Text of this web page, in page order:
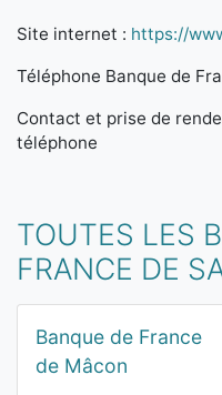
Site internet : https://
Téléphone Banque de
Contact et prise de
téléphone
TOUTES LES
FRANCE DE
Banque de France
de Mâcon